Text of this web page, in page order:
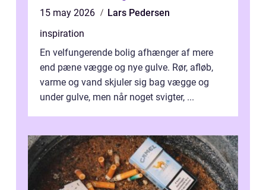
15 may 2026
Lars Pedersen
inspiration
En velfungerende bolig afhænger af mere
end pæne vægge og nye gulve. Rør, afløb,
varme og vand skjuler sig bag vægge og
under gulve, men når noget svigter, ...